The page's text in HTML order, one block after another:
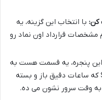
با انتخاب این گزینه، یه
قرارداد اون نماد رو
پنجره، یه قسمت هست به
اسم Trade Times یا Sessions که ساعات دقیق باز و بسته
به وقت سرور نشون می ده.